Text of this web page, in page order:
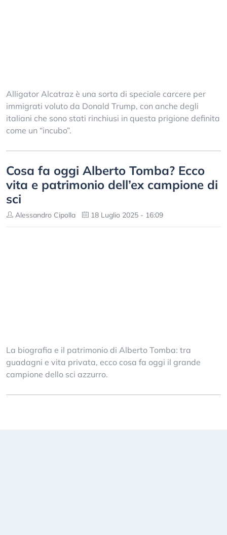
Alligator Alcatraz è una sorta di speciale carcere per
immigrati voluto da Donald Trump, con anche degli
italiani che sono stati rinchiusi in questa prigione definita
come un “incubo”.
Cosa fa oggi Alberto Tomba? Ecco
vita e patrimonio dell’ex campione di
sci
Alessandro Cipolla 18 Luglio 2025 - 16:09
La biografia e il patrimonio di Alberto Tomba: tra
guadagni e vita privata, ecco cosa fa oggi il grande
campione dello sci azzurro.